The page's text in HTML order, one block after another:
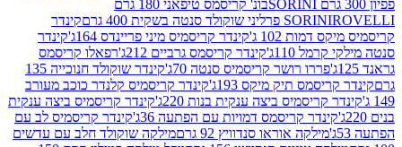
בונ' קריסמס טיפאני 180 גרם
SORINI
קינדר
דמות 102 ג'
קינדר קריסמיס מיני פריינדס 164ג'
קינדר
110ג'
קינדר קריסמס גרביים 212ג'
רפאלו קריסמס
פררו רושר קריסמיס סנטה 70ג'
קינדר שוקולד חנוכייה 135
תיק מיקס 193ג'
קינדר קריסמיס קלנדר כוכב מעורב
קריסמיס ביצה ענקית בנות 220ג'
קינדר קריסמיס ביצה ענקית
קינדר קריסמס דמויות עם הפתעה 36ג'
קינדר קריסמיס לב עם
מילקה אוראו סנדוויץ 92 גרם
מילקה שוקולד חלב עם עדשים